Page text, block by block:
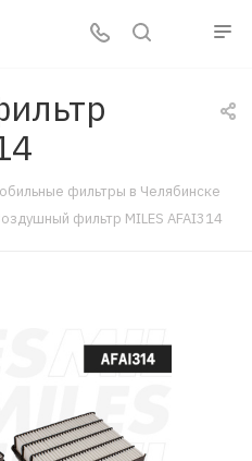
фильтры в Челябинске
фильтр MILES AFAI314